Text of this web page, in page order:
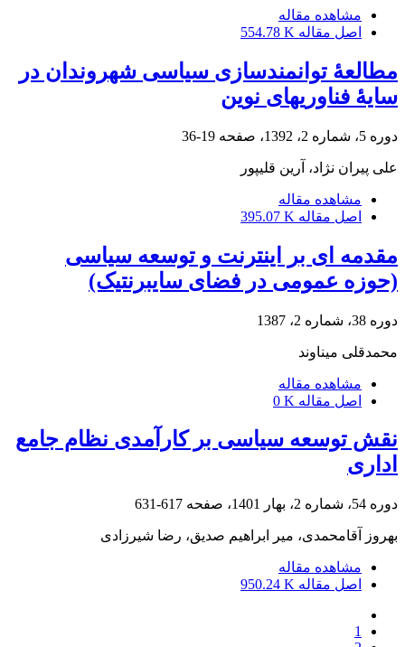
مشاهده مقاله
اصل مقاله 554.78 K
مطالعۀ توانمندسازی سیاسی شهروندان در
سایۀ فناوری‎های نوین
دوره 5، شماره 2، 1392، صفحه 19-36
علی پیران نژاد، آرین قلی‎پور
مشاهده مقاله
اصل مقاله 395.07 K
مقدمه ای بر اینترنت و توسعه سیاسی
(حوزه عمومی در فضای سایبرنتیک)
دوره 38، شماره 2، 1387
محمدقلی میناوند
مشاهده مقاله
اصل مقاله 0 K
نقش توسعه سیاسی بر کارآمدی نظام جامع
اداری
دوره 54، شماره 2، بهار 1401، صفحه 617-631
بهروز آقامحمدی، میر ابراهیم صدیق، رضا شیرزادی
مشاهده مقاله
اصل مقاله 950.24 K
1